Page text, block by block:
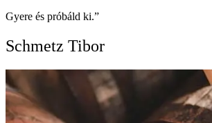
Gyere és próbáld ki.”
Schmetz Tibor